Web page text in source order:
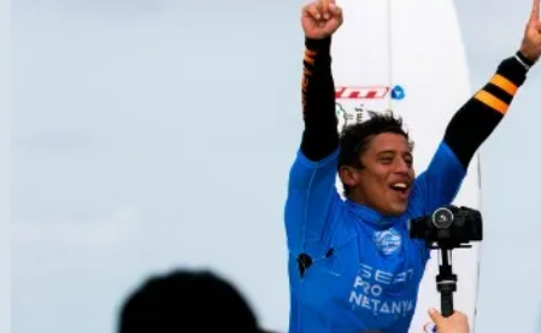
ההכנות – EILAT
ECO SUP TOUR